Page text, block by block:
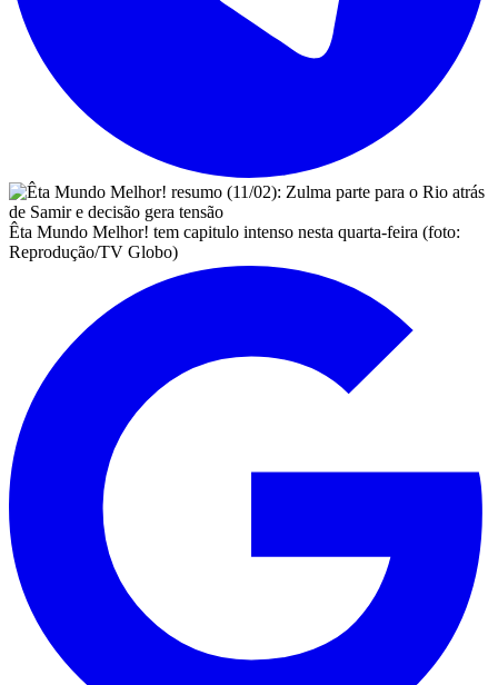
Êta Mundo Melhor! tem capitulo intenso nesta quarta-feira (foto:
Reprodução/TV Globo)